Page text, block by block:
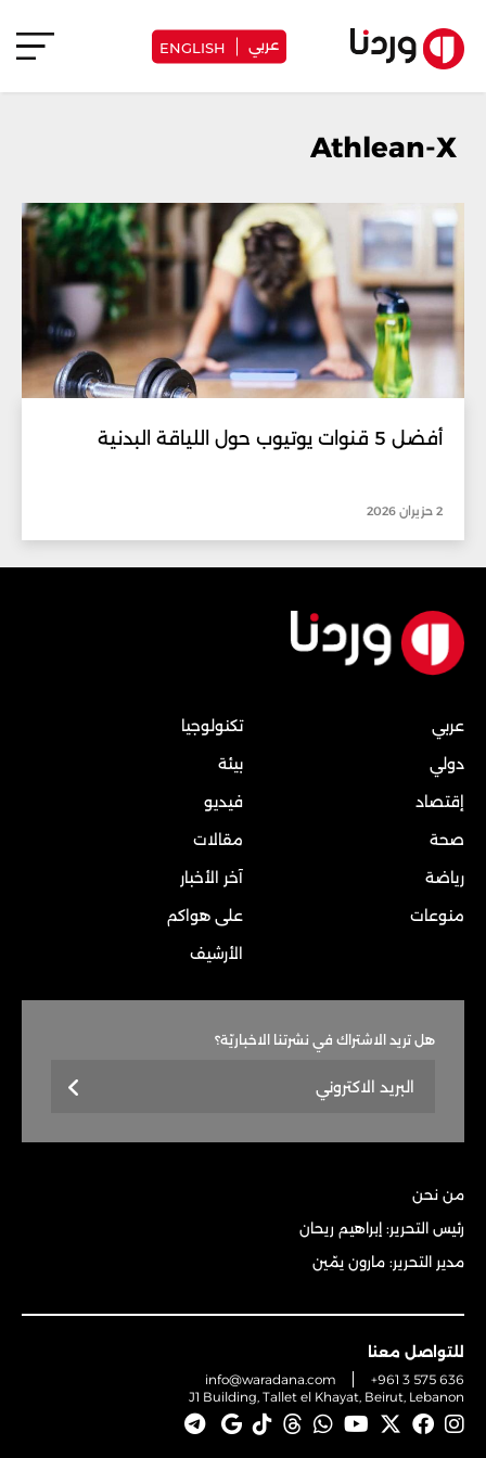
عربي ENGLISH
أفضل 5 قنوات يوتيوب حول اللياقة البدنية
2 حزيران 2026
عربي
دولي
إقتصاد
صحة
رياضة
منوعات
تكنولوجيا
بيئة
فيديو
مقالات
آخر الأخبار
على هواكم
الأرشيف
هل تريد الاشتراك في نشرتنا الاخباريّة؟
من نحن
رئيس التحرير: إبراهيم ريحان
مدير التحرير: مارون يمّين
للتواصل معنا
info@waradana.com
+961 3 575 636
J1 Building, Tallet el Khayat, Beirut, Lebanon